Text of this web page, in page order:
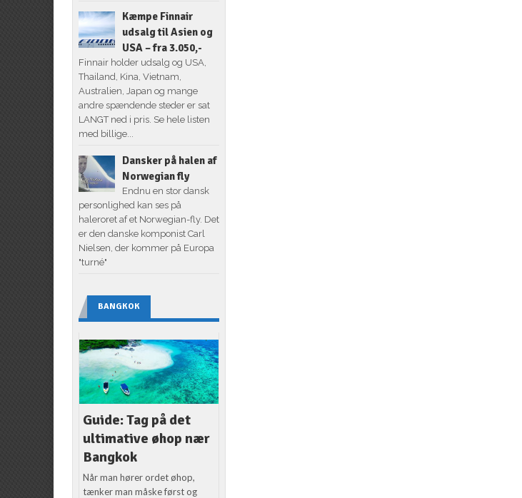
Kæmpe Finnair
udsalg til Asien og
USA – fra 3.050,-
Finnair holder udsalg og USA,
Thailand, Kina, Vietnam,
Australien, Japan og mange
andre spændende steder er sat
LANGT ned i pris. Se hele listen
med billige...
Dansker på halen af
Norwegian fly
Endnu en stor dansk
personlighed kan ses på
haleroret af et Norwegian-fly. Det
er den danske komponist Carl
Nielsen, der kommer på Europa
"turné"
BANGKOK
Guide: Tag på det
ultimative øhop nær
Bangkok
Når man hører ordet øhop,
tænker man måske først og